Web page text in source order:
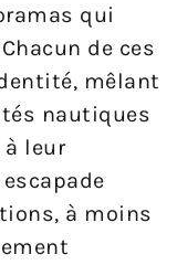
qui
de ces
mêlant
nautiques
leur
à moins